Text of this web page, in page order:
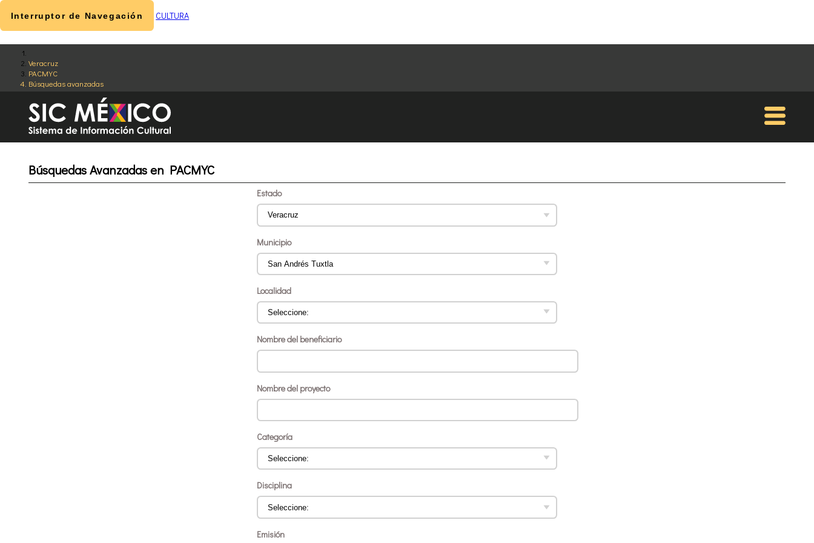
Veracruz
PACMYC
Búsquedas avanzadas
Interruptor de Navegación CULTURA
Búsquedas Avanzadas en PACMYC
Estado
Municipio
Localidad
Nombre del beneficiario
Nombre del proyecto
Categoría
Disciplina
Emisión